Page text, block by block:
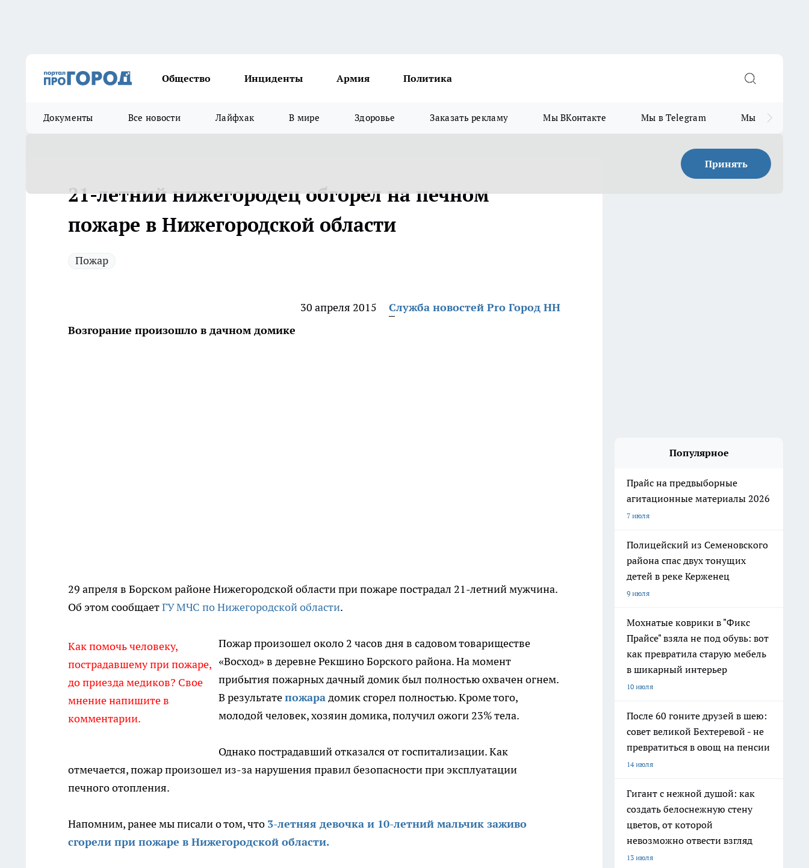
Общество Инциденты Армия Политика
Документы Все новости Лайфхак В мире Здоровье Заказать рекламу Мы ВКонтакте Мы в Telegram Мы в MAX
Принять
21-летний нижегородец обгорел на печном
пожаре в Нижегородской области
Пожар
30 апреля 2015
Служба новостей Pro Город НН
Возгорание произошло в дачном домике
29 апреля в Борском районе Нижегородской области при пожаре пострадал 21-летний мужчина.
Об этом сообщаетГУ МЧС по Нижегородской области.
Как помочь человеку,
пострадавшему при пожаре,
до приезда медиков? Свое
мнение напишите в
комментарии.
Пожар произошел около 2 часов дня в садовом товариществе
«Восход» в деревне Рекшино Борского района. На момент
прибытия пожарных дачный домик был полностью охвачен огнем.
В результатепожарадомик сгорел полностью. Кроме того,
молодой человек, хозяин домика, получил ожоги 23% тела.
Однако пострадавший отказался от госпитализации. Как
отмечается, пожар произошел из-за нарушения правил безопасности при эксплуатации
печного отопления.
Напомним, ранее мы писали о том, что 3-летняя девочка и 10-летний мальчик заживо
сгорели при пожаре в Нижегородской области.
Популярное
Прайс на предвыборные
агитационные материалы 2026
7 июля
Полицейский из Семеновского
района спас двух тонущих
детей в реке Керженец
9 июля
Мохнатые коврики в "Фикс
Прайсе" взяла не под обувь: вот
как превратила старую мебель
в шикарный интерьер
10 июля
После 60 гоните друзей в шею:
совет великой Бехтеревой - не
превратиться в овощ на пенсии
14 июля
Гигант с нежной душой: как
создать белоснежную стену
цветов, от которой
невозможно отвести взгляд
13 июля